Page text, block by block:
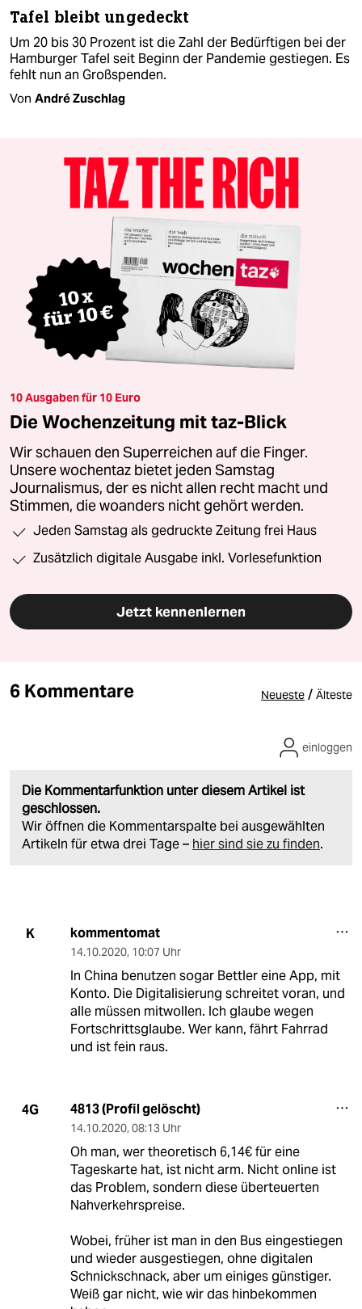
Tafel bleibt ungedeckt
Um 20 bis 30 Prozent ist die Zahl der Bedürftigen bei der
Hamburger Tafel seit Beginn der Pandemie gestiegen. Es
fehlt nun an Großspenden.
Von André Zuschlag
10 Ausgaben für 10 Euro
Die Wochenzeitung mit taz-Blick
Wir schauen den Superreichen auf die Finger.
Unsere wochentaz bietet jeden Samstag
Journalismus, der es nicht allen recht macht und
Stimmen, die woanders nicht gehört werden.
Jeden Samstag als gedruckte Zeitung frei Haus
Zusätzlich digitale Ausgabe inkl. Vorlesefunktion
Jetzt kennenlernen
6 Kommentare Neueste / Älteste
Die Kommentarfunktion unter diesem Artikel ist
geschlossen.
Wir öffnen die Kommentarspalte bei ausgewählten
Artikeln für etwa drei Tage – hier sind sie zu finden.
einloggen
K kommentomat
14.10.2020, 10:07 Uhr
In China benutzen sogar Bettler eine App, mit
Konto. Die Digitalisierung schreitet voran, und
alle müssen mitwollen. Ich glaube wegen
Fortschrittsglaube. Wer kann, fährt Fahrrad
und ist fein raus.
4G 4813 (Profil gelöscht)
14.10.2020, 08:13 Uhr
Oh man, wer theoretisch 6,14€ für eine
Tageskarte hat, ist nicht arm. Nicht online ist
das Problem, sondern diese überteuerten
Nahverkehrspreise.
Wobei, früher ist man in den Bus eingestiegen
und wieder ausgestiegen, ohne digitalen
Schnickschnack, aber um einiges günstiger.
Weiß gar nicht, wie wir das hinbekommen